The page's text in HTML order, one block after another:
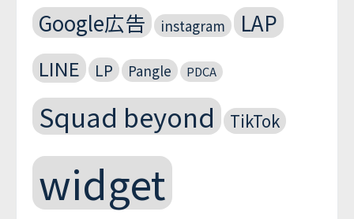
Google広告 instagram LAP
LINE LP Pangle PDCA
Squad beyond TikTok
widget